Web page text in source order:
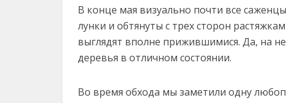
В конце мая визуально почти все
лунки и обтянуты с трех сторон
выглядят вполне прижившимися. Да, на
деревья в отличном состоянии.
Во время обхода мы заметили одну